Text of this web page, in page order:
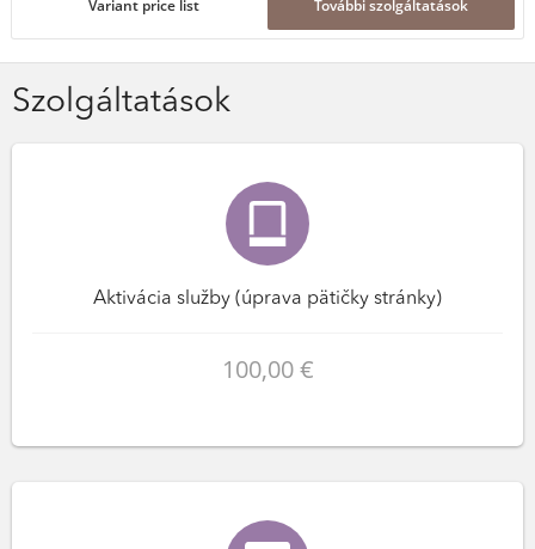
Variant price list További szolgáltatások
Szolgáltatások
Aktivácia služby (úprava pätičky stránky)
100,00 €